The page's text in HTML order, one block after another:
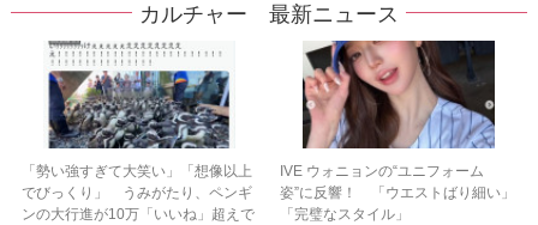
カルチャー 最新ニュース
「勢い強すぎて大笑い」「想像以上
でびっくり」 うみがたり、ペンギ
ンの大行進が10万「いいね」超えで
IVE ウォニョンの“ユニフォーム
姿”に反響！ 「ウエストばり細い」
「完璧なスタイル」